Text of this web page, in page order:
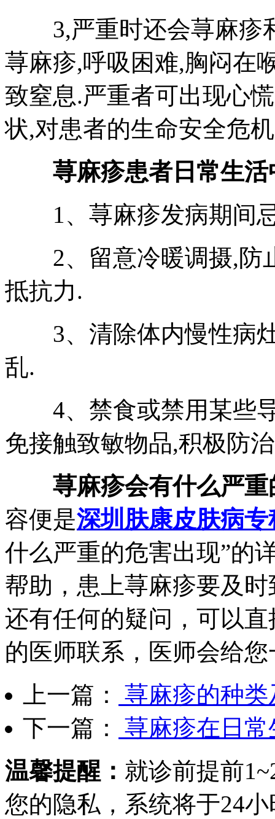
3,严重时还会荨麻疹
荨麻疹,呼吸困难,胸闷在
致窒息.严重者可出现心
状,对患者的生命安全危
荨麻疹患者日常生活
1、荨麻疹发病期间忌
2、留意冷暖调摄,防
抵抗力.
3、清除体内慢性病灶
乱.
4、禁食或禁用某些导
免接触致敏物品,积极防
荨麻疹会有什么严
容便是深圳肤康皮肤病专
什么严重的危害出现”的
帮助，患上荨麻疹要及
还有任何的疑问，可以
的医师联系，医师会给
上一篇：
荨麻疹的种
下一篇：
荨麻疹在日
温馨提醒： 就诊前提前
您的隐私，系统将于24